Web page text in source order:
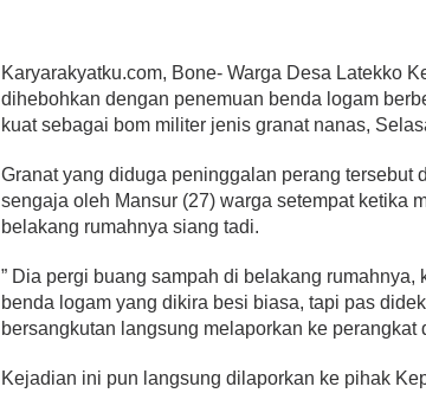
Karyarakyatku.com, Bone- Warga Desa Latekko
dihebohkan dengan penemuan benda logam
kuat sebagai bom militer jenis granat nanas,
Granat yang diduga peninggalan perang tersebut
sengaja oleh Mansur (27) warga setempat ketika
belakang rumahnya siang tadi.
” Dia pergi buang sampah di belakang rumahnya,
benda logam yang dikira besi biasa, tapi pas
bersangkutan langsung melaporkan ke perangkat
Kejadian ini pun langsung dilaporkan ke pihak